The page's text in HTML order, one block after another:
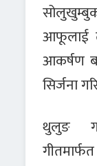
आफूलाई
आकर्षण
सिर्जना
थुलुङ